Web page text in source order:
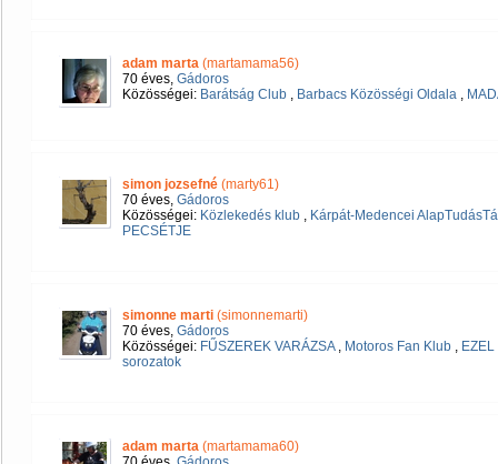
adam marta (martamama56)
70 éves, Gádoros
Közösségei: Barátság Club , Barbacs Közösségi Oldala ,
simon jozsefné (marty61)
70 éves, Gádoros
Közösségei: Közlekedés klub , Kárpát-Medencei
PECSÉTJE
simonne marti (simonnemarti)
70 éves, Gádoros
Közösségei: FŰSZEREK VARÁZSA, Motoros Fan Klub ,
sorozatok
adam marta (martamama60)